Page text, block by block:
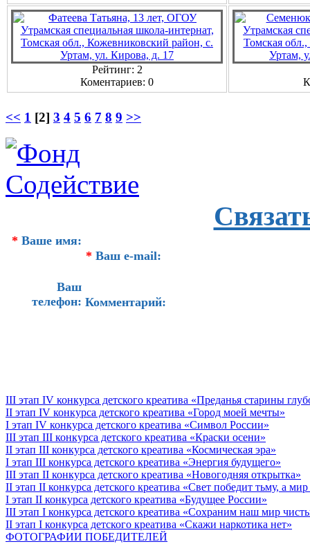
Рейтинг: 2
Коментариев: 0
<< 1 [2] 3 4 5 6 7 8 9 >>
* Ваше имя:
* Ваш e-mail:
Ваш
телефон: Комментарий:
III этап IV конкурса детского креатива «Преданья старины
II этап IV конкурса детского креатива «Город моей мечты»
I этап IV конкурса детского креатива «Символ России»
III этап III конкурса детского креатива «Краски осени»
II этап III конкурса детского креатива «Космическая эра»
I этап III конкурса детского креатива «Энергия будущего»
III этап II конкурса детского креатива «Новогодняя открытка»
II этап II конкурса детского креатива «Свет победит тьму, а
I этап II конкурса детского креатива «Будущее России»
III этап I конкурса детского креатива «Сохраним наш мир
II этап I конкурса детского креатива «Скажи наркотика нет»
ФОТОГРАФИИ ПОБЕДИТЕЛЕЙ